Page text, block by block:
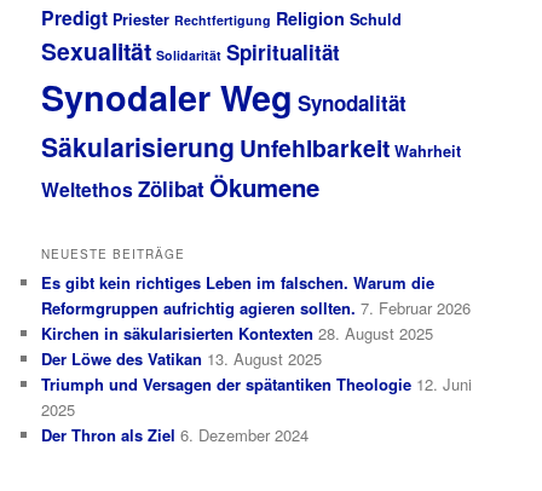
Predigt Priester Rechtfertigung Religion Schuld
Sexualität Solidarität Spiritualität
Synodaler Weg Synodalität
Säkularisierung Unfehlbarkeit Wahrheit
WeltethosZölibatÖkumene
NEUESTE BEITRÄGE
Es gibt kein richtiges Leben im falschen. Warum die
Reformgruppen aufrichtig agieren sollten. 7. Februar 2026
Kirchen in säkularisierten Kontexten 28. August 2025
Der Löwe des Vatikan 13. August 2025
Triumph und Versagen der spätantiken Theologie 12. Juni
2025
Der Thron als Ziel 6. Dezember 2024